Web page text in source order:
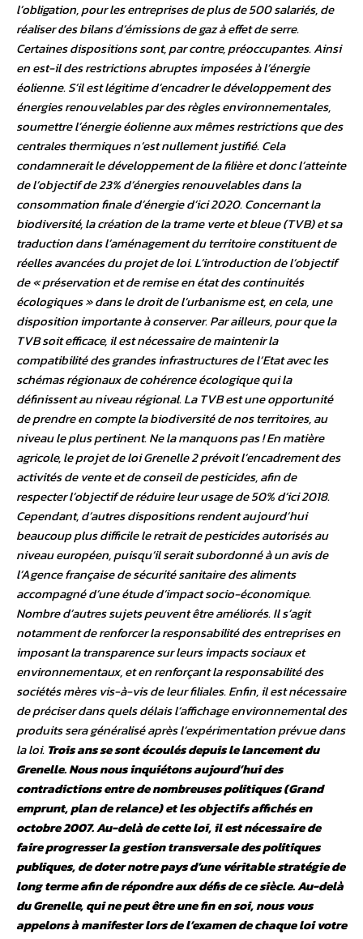
l’obligation, pour les entreprises de plus de 500 salariés, de
réaliser des bilans d’émissions de gaz à effet de serre.
Certaines dispositions sont, par contre, préoccupantes. Ainsi
en est-il des restrictions abruptes imposées à l’énergie
éolienne. S’il est légitime d’encadrer le développement des
énergies renouvelables par des règles environnementales,
soumettre l’énergie éolienne aux mêmes restrictions que des
centrales thermiques n’est nullement justifié. Cela
condamnerait le développement de la filière et donc l’atteinte
de l’objectif de 23% d’énergies renouvelables dans la
consommation finale d’énergie d’ici 2020. Concernant la
biodiversité, la création de la trame verte et bleue (TVB) et sa
traduction dans l’aménagement du territoire constituent de
réelles avancées du projet de loi. L’introduction de l’objectif
de « préservation et de remise en état des continuités
écologiques » dans le droit de l’urbanisme est, en cela, une
disposition importante à conserver. Par ailleurs, pour que la
TVB soit efficace, il est nécessaire de maintenir la
compatibilité des grandes infrastructures de l’Etat avec les
schémas régionaux de cohérence écologique qui la
définissent au niveau régional. La TVB est une opportunité
de prendre en compte la biodiversité de nos territoires, au
niveau le plus pertinent. Ne la manquons pas ! En matière
agricole, le projet de loi Grenelle 2 prévoit l’encadrement des
activités de vente et de conseil de pesticides, afin de
respecter l’objectif de réduire leur usage de 50% d’ici 2018.
Cependant, d’autres dispositions rendent aujourd’hui
beaucoup plus difficile le retrait de pesticides autorisés au
niveau européen, puisqu’il serait subordonné à un avis de
l’Agence française de sécurité sanitaire des aliments
accompagné d’une étude d’impact socio-économique.
Nombre d’autres sujets peuvent être améliorés. Il s’agit
notamment de renforcer la responsabilité des entreprises en
imposant la transparence sur leurs impacts sociaux et
environnementaux, et en renforçant la responsabilité des
sociétés mères vis-à-vis de leur filiales. Enfin, il est nécessaire
de préciser dans quels délais l’affichage environnemental des
produits sera généralisé après l’expérimentation prévue dans
la loi. Trois ans se sont écoulés depuis le lancement du
Grenelle. Nous nous inquiétons aujourd’hui des
contradictions entre de nombreuses politiques (Grand
emprunt, plan de relance) et les objectifs affichés en
octobre 2007. Au-delà de cette loi, il est nécessaire de
faire progresser la gestion transversale des politiques
publiques, de doter notre pays d’une véritable stratégie de
long terme afin de répondre aux défis de ce siècle. Au-delà
du Grenelle, qui ne peut être une fin en soi, nous vous
appelons à manifester lors de l’examen de chaque loi votre